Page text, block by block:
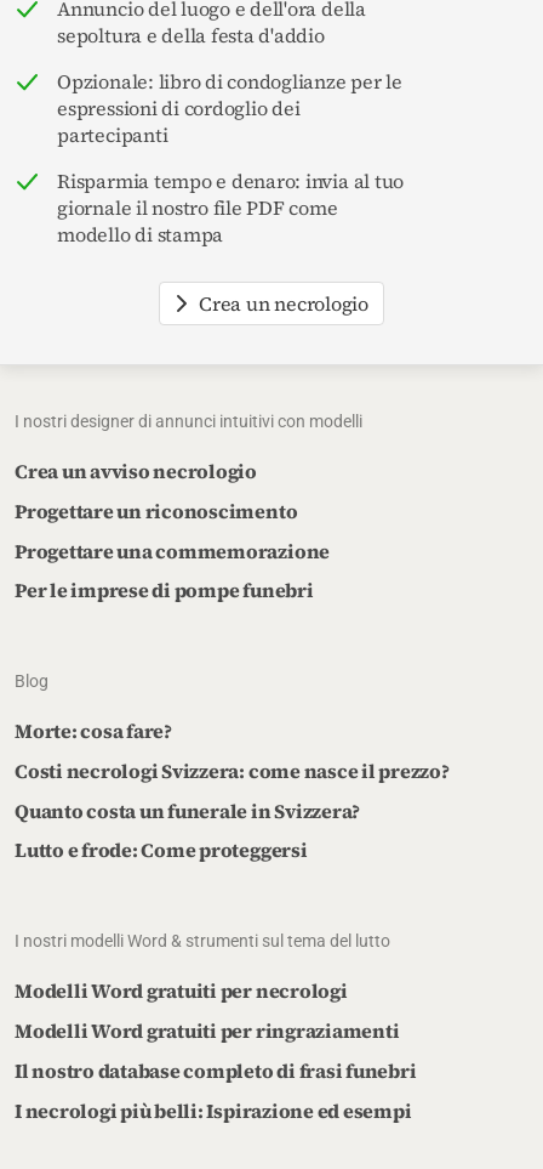
Annuncio del luogo e dell'ora della
sepoltura e della festa d'addio
Opzionale: libro di condoglianze per le
espressioni di cordoglio dei
partecipanti
Risparmia tempo e denaro: invia al tuo
giornale il nostro file PDF come
modello di stampa
Crea un necrologio
I nostri designer di annunci intuitivi con modelli
Crea un avviso necrologio
Progettare un riconoscimento
Progettare una commemorazione
Per le imprese di pompe funebri
Blog
Morte: cosa fare?
Costi necrologi Svizzera: come nasce il prezzo?
Quanto costa un funerale in Svizzera?
Lutto e frode: Come proteggersi
I nostri modelli Word & strumenti sul tema del lutto
Modelli Word gratuiti per necrologi
Modelli Word gratuiti per ringraziamenti
Il nostro database completo di frasi funebri
I necrologi più belli: Ispirazione ed esempi